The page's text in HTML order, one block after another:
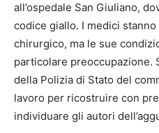
all’ospedale San Giuliano,
codice giallo. I medici
chirurgico, ma le sue
particolare preoccupazione.
della Polizia di Stato del
lavoro per ricostruire con
individuare gli autori